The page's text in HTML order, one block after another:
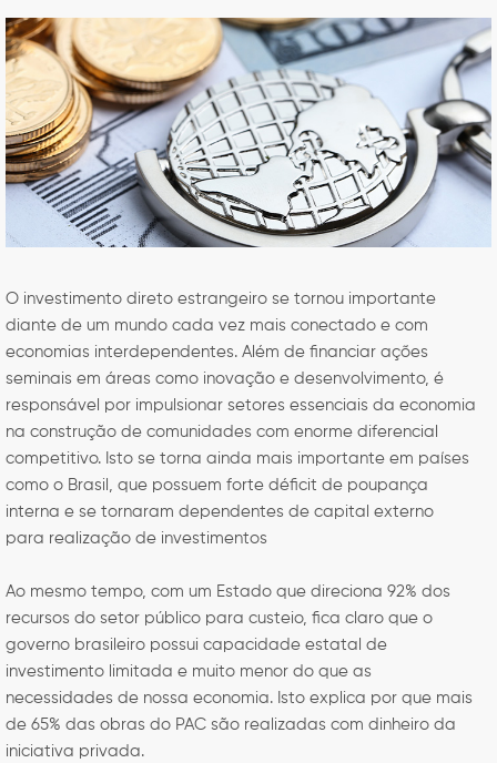
O investimento direto estrangeiro se tornou importante
diante de um mundo cada vez mais conectado e com
economias interdependentes. Além de financiar ações
seminais em áreas como inovação e desenvolvimento, é
responsável por impulsionar setores essenciais da economia
na construção de comunidades com enorme diferencial
competitivo. Isto se torna ainda mais importante em países
como o Brasil, que possuem forte déficit de poupança
interna e se tornaram dependentes de capital externo
para realização de investimentos
Ao mesmo tempo, com um Estado que direciona 92% dos
recursos do setor público para custeio, fica claro que o
governo brasileiro possui capacidade estatal de
investimento limitada e muito menor do que as
necessidades de nossa economia. Isto explica por que mais
de 65% das obras do PAC são realizadas com dinheiro da
iniciativa privada.